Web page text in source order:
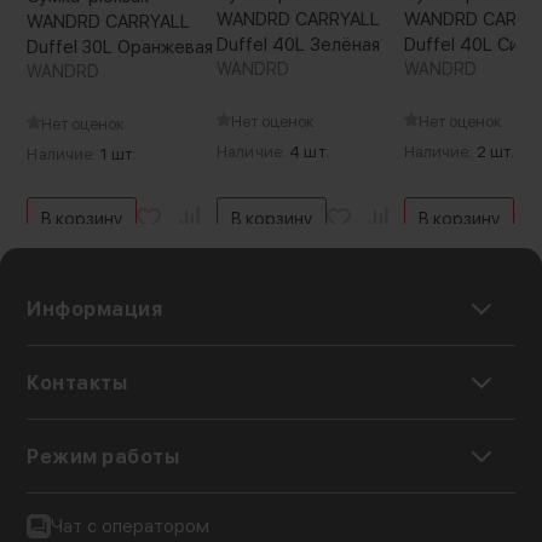
WANDRD CARRYALL
Duffel 30L Оранжевая
WANDRD
Нет оценок
Наличие: 1 шт.
В корзину
WANDRD CARRYALL
Duffel 40L Зелёная
WANDRD
Нет оценок
Наличие: 4 шт.
В корзину
WANDRD
Duffel 40L
WANDRD
Нет оценок
Наличие: 2 шт.
В корзину
Информация
Контакты
Режим работы
Чат с оператором